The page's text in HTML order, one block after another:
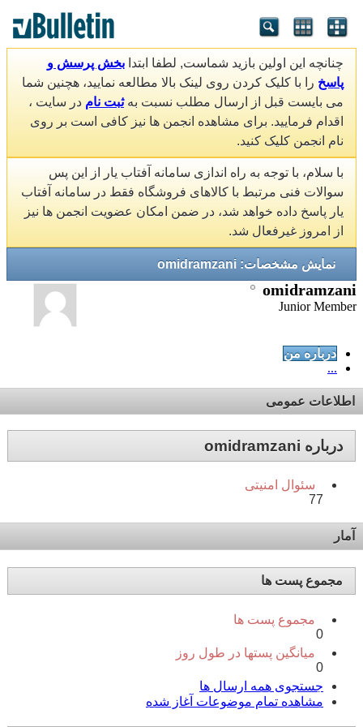
چنانچه این اولین بازید شماست, لطفا ابتدا بخش پرسش و
پاسخ را با کلیک کردن روی لینک بالا مطالعه نمایید، هچنین شما
می بایست قبل از ارسال مطلب نسبت بهثبت نام در سایت ،
اقدام فرمایید. برای مشاهده انجمن ها نیز کافی است بر روی
نام انجمن کلیک کنید.
با سلام، با توجه به راه اندازی سامانه آفتاب یار از این پس
سوالات فنی مرتبط با کالاهای فروشگاه فقط در سامانه آفتاب
یار پاسخ داده خواهد شد، در ضمن امکان عضویت انجمن ها نیز
از امروز غیرفعال شد.
نمایش مشخصات: omidramzani
omidramzani
Junior Member
درباره من
...
اطلاعات عمومی
درباره omidramzani
سئوال امنیتی
77
آمار
مجموع پست ها
مجموع پست ها
0
میانگین پستها در طول روز
0
جستجوی همه ارسال ها
مشاهده تمام موضوعات آغاز شده